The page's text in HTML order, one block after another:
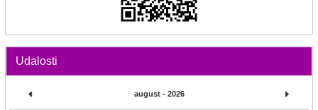
Udalosti
august - 2026